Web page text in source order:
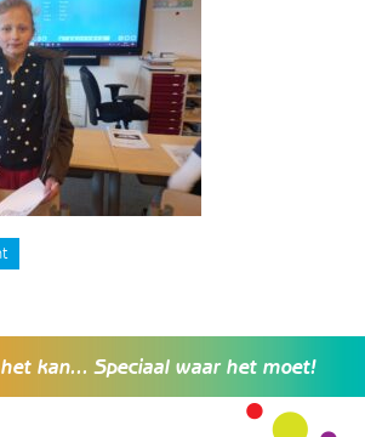
kan... Speciaal waar het moet!